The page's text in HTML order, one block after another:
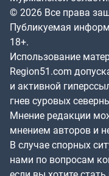
© 2026 Все права
Публикуемая
18+.
Использование
Region51.com
и активной
гнев суровых
Мнение редакции
мнением авторов и
В случае спорных
нами по вопросам